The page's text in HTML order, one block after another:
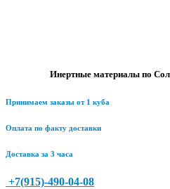
Инертные материалы по
Принимаем заказы от 1 куба
Оплата по факту доставки
Доставка за 3 часа
+7(915)-490-04-08